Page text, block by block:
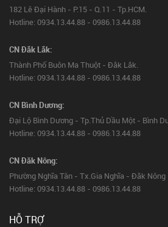
182 Lê Đại Hành - P.15 - Q.11 - Tp.HCM.
Hotline: 0934.13.44.88 - 0986.13.44.88
CN Đắk Lắk:
Thành Phố Buôn Ma Thuột - Đắk Lắk.
Hotline: 0934.13.44.88 - 0986.13.44.88
CN Bình Dương:
Đại Lộ Bình Dương - Tp.Thủ Dầu Một - Bình
Hotline: 0934.13.44.88 - 0986.13.44.88
CN Đăk Nông:
Phường Nghĩa Tân - Tx.Gia Nghĩa - Đăk Nông
Hotline: 0934.13.44.88 - 0986.13.44.88
HỖ TRỢ